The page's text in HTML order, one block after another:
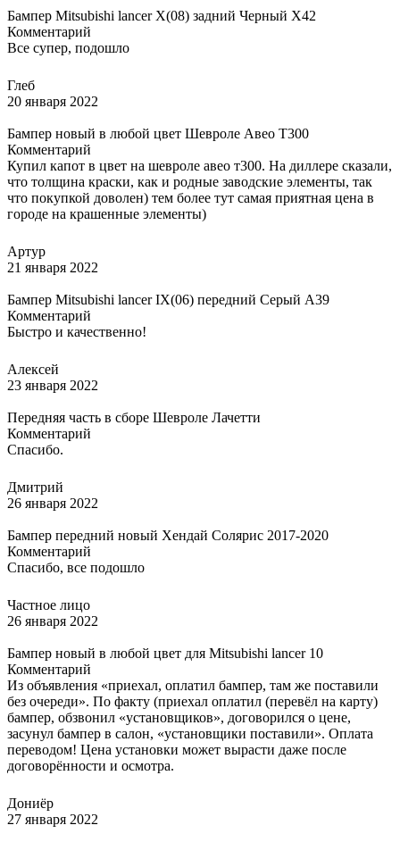
Бампер Mitsubishi lancer X(08) задний Черный X42
Комментарий
Все супер, подошло
Глеб
20 января 2022
Бампер новый в любой цвет Шевроле Авео Т300
Комментарий
Купил капот в цвет на шевроле авео т300. На диллере сказали,
что толщина краски, как и родные заводские элементы, так
что покупкой доволен) тем более тут самая приятная цена в
городе на крашенные элементы)
Артур
21 января 2022
Бампер Mitsubishi lancer IX(06) передний Серый A39
Комментарий
Быстро и качественно!
Алексей
23 января 2022
Передняя часть в сборе Шевроле Лачетти
Комментарий
Спасибо.
Дмитрий
26 января 2022
Бампер передний новый Хендай Солярис 2017-2020
Комментарий
Спасибо, все подошло
Частное лицо
26 января 2022
Бампер новый в любой цвет для Mitsubishi lancer 10
Комментарий
Из объявления «приехал, оплатил бампер, там же поставили
без очереди». По факту (приехал оплатил (перевёл на карту)
бампер, обзвонил «установщиков», договорился о цене,
засунул бампер в салон, «установщики поставили». Оплата
переводом! Цена установки может вырасти даже после
договорённости и осмотра.
Дониёр
27 января 2022